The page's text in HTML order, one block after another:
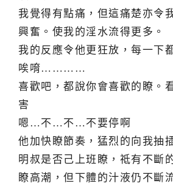
我覺得有點痛，但這痛楚亦令
興奮。使我的淫水流得更多。
我的反應令他更狂放，每一下
唉唷…………
喜歡吧，都說你會喜歡的瞭。
害
嗯…不…不…不要停啊
他加快瞭節奏，猛烈的向我抽
明叔是否己上班瞭，祗有不斷
瞭高潮，但下體的汁液仍不斷